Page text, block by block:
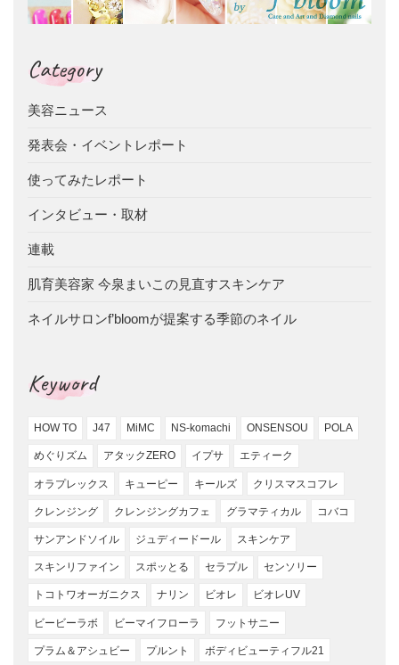
Category
美容ニュース
発表会・イベントレポート
使ってみたレポート
インタビュー・取材
連載
肌育美容家 今泉まいこの見直すスキンケア
ネイルサロンf’bloomが提案する季節のネイル
Keyword
HOW TO J47 MiMC NS-komachi ONSENSOU POLA
めぐりズム アタックZERO イプサ エティーク
オラプレックス キューピー キールズ クリスマスコフレ
クレンジング クレンジングカフェ グラマティカル コバコ
サンアンドソイル ジュディードール スキンケア
スキンリファイン スポッとる セラプル センソリー
トコトワオーガニクス ナリン ビオレ ビオレUV
ビービーラボ ビーマイフローラ フットサニー
プラム＆アシュビー プルント ボディビューティフル21